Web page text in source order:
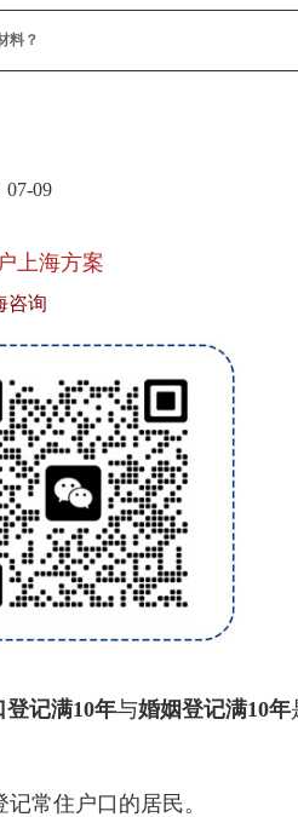
料？
09
上海方案
咨询
登记满10年与婚姻登记满10年
常住户口的居民。